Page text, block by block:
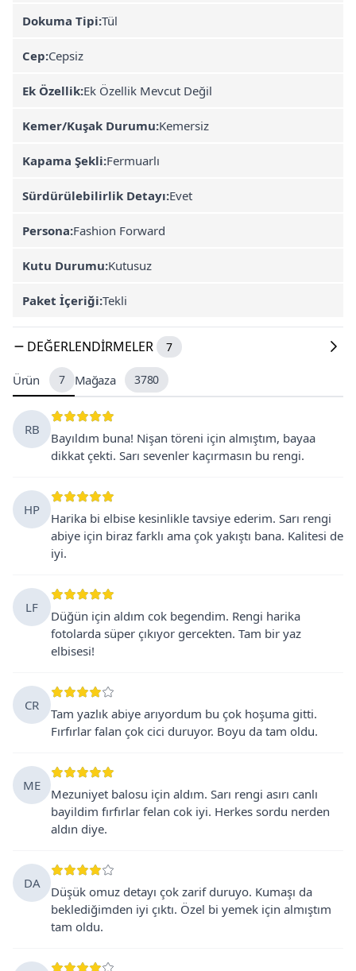
Dokuma Tipi:Tül
Cep:Cepsiz
Ek Özellik:Ek Özellik Mevcut Değil
Kemer/Kuşak Durumu:Kemersiz
Kapama Şekli:Fermuarlı
Sürdürülebilirlik Detayı:Evet
Persona:Fashion Forward
Kutu Durumu:Kutusuz
Paket İçeriği:Tekli
DEĞERLENDIRMELER 7
Ürün 7 Mağaza 3780
RB
Bayıldım buna! Nişan töreni için almıştım, bayaa
dikkat çekti. Sarı sevenler kaçırmasın bu rengi.
HP
Harika bi elbise kesinlikle tavsiye ederim. Sarı rengi
abiye için biraz farklı ama çok yakıştı bana. Kalitesi de
iyi.
LF
Düğün için aldım cok begendim. Rengi harika
fotolarda süper çıkıyor gercekten. Tam bir yaz
elbisesi!
CR
Tam yazlık abiye arıyordum bu çok hoşuma gitti.
Fırfırlar falan çok cici duruyor. Boyu da tam oldu.
ME
Mezuniyet balosu için aldım. Sarı rengi asırı canlı
bayildim fırfırlar felan cok iyi. Herkes sordu nerden
aldın diye.
DA
Düşük omuz detayı çok zarif duruyo. Kumaşı da
beklediğimden iyi çıktı. Özel bi yemek için almıştım
tam oldu.